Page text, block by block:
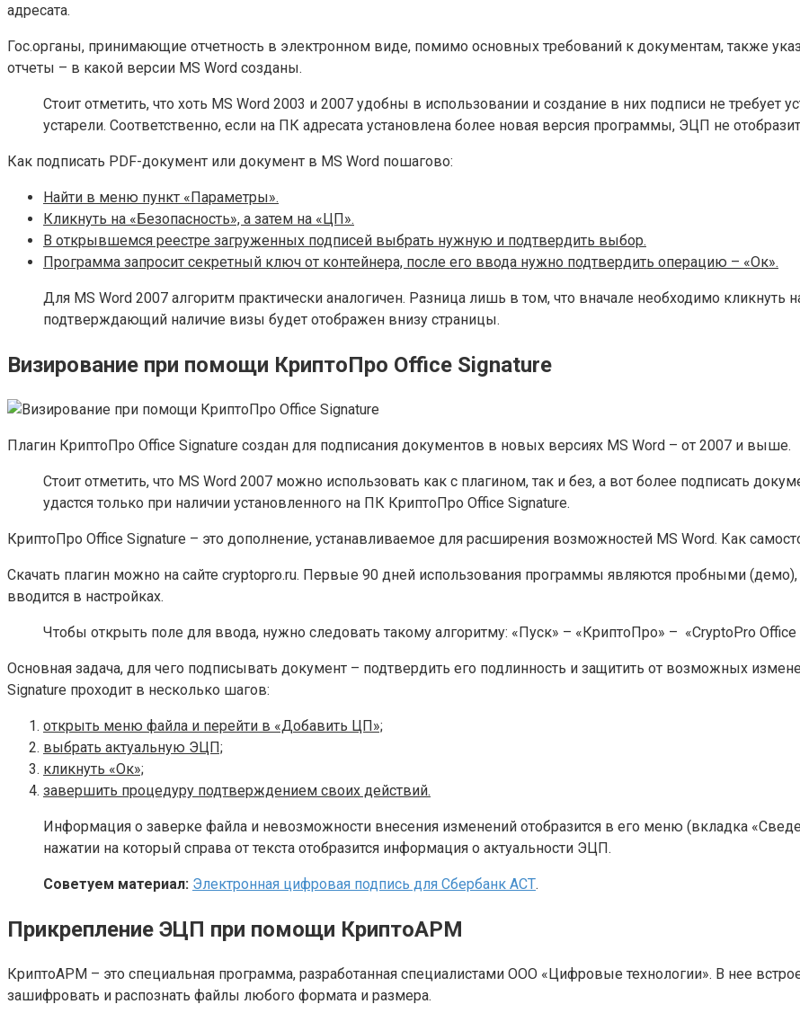
адресата.
Гос.органы, принимающие отчетность в электронном виде, помимо основных требований к документам, также
отчеты – в какой версии MS Word созданы.
Стоит отметить, что хоть MS Word 2003 и 2007 удобны в использовании и создание в них подписи не требует
устарели. Соответственно, если на ПК адресата установлена более новая версия программы, ЭЦП не
Как подписать PDF-документ или документ в MS Word пошагово:
Найти в меню пункт «Параметры».
Кликнуть на «Безопасность», а затем на «ЦП».
В открывшемся реестре загруженных подписей выбрать нужную и подтвердить выбор.
Программа запросит секретный ключ от контейнера, после его ввода нужно подтвердить операцию – «Ок».
Для MS Word 2007 алгоритм практически аналогичен. Разница лишь в том, что вначале необходимо кликнуть
подтверждающий наличие визы будет отображен внизу страницы.
Визирование при помощи КриптоПро Office Signature
Плагин КриптоПро Office Signature создан для подписания документов в новых версиях MS Word – от 2007 и выше.
Стоит отметить, что MS Word 2007 можно использовать как с плагином, так и без, а вот более подписать
удастся только при наличии установленного на ПК КриптоПро Office Signature.
КриптоПро Office Signature – это дополнение, устанавливаемое для расширения возможностей MS Word. Как
Скачать плагин можно на сайте cryptopro.ru. Первые 90 дней использования программы являются пробными
вводится в настройках.
Чтобы открыть поле для ввода, нужно следовать такому алгоритму: «Пуск» – «КриптоПро» – «CryptoPro
Основная задача, для чего подписывать документ – подтвердить его подлинность и защитить от возможных
Signature проходит в несколько шагов:
открыть меню файла и перейти в «Добавить ЦП»;
выбрать актуальную ЭЦП;
кликнуть «Ок»;
завершить процедуру подтверждением своих действий.
Информация о заверке файла и невозможности внесения изменений отобразится в его меню (вкладка
нажатии на который справа от текста отобразится информация о актуальности ЭЦП.
Советуем материал: Электронная цифровая подпись для Сбербанк АСТ.
Прикрепление ЭЦП при помощи КриптоАРМ
КриптоАРМ – это специальная программа, разработанная специалистами ООО «Цифровые технологии». В нее
зашифровать и распознать файлы любого формата и размера.